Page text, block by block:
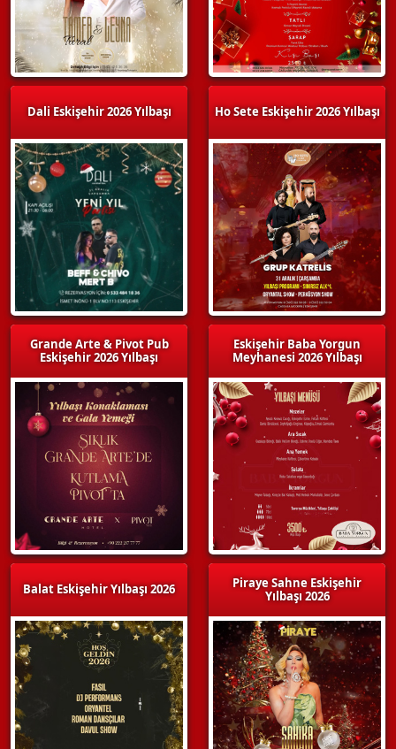
Dali Eskişehir 2026 Yılbaşı
Grande Arte & Pivot Pub
Eskişehir 2026 Yılbaşı
Balat Eskişehir Yılbaşı 2026
Ho Sete Eskişehir 2026 Yılbaşı
Eskişehir Baba Yorgun
Meyhanesi 2026 Yılbaşı
Piraye Sahne Eskişehir
Yılbaşı 2026